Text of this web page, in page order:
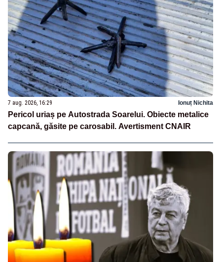
7 aug. 2026, 16:29 Ionuț Nichita
Pericol uriaș pe Autostrada Soarelui. Obiecte metalice
capcană, găsite pe carosabil. Avertisment CNAIR